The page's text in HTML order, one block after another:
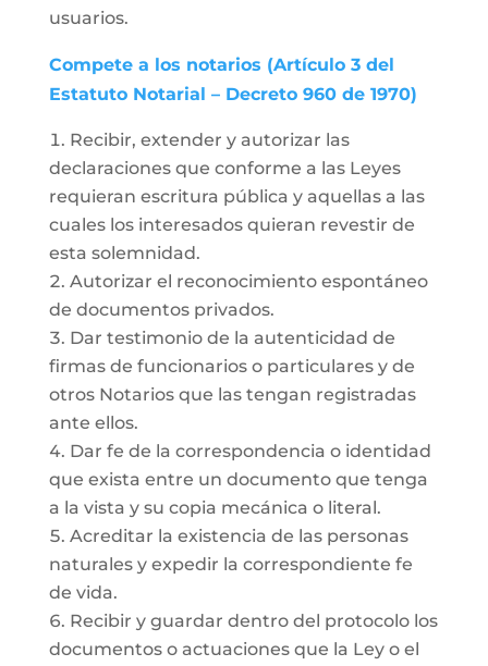
usuarios.
Compete a los notarios (Artículo 3 del
Estatuto Notarial – Decreto 960 de 1970)
Recibir, extender y autorizar las
declaraciones que conforme a las Leyes
requieran escritura pública y aquellas a las
cuales los interesados quieran revestir de
esta solemnidad.
Autorizar el reconocimiento espontáneo
de documentos privados.
Dar testimonio de la autenticidad de
firmas de funcionarios o particulares y de
otros Notarios que las tengan registradas
ante ellos.
Dar fe de la correspondencia o identidad
que exista entre un documento que tenga
a la vista y su copia mecánica o literal.
Acreditar la existencia de las personas
naturales y expedir la correspondiente fe
de vida.
Recibir y guardar dentro del protocolo los
documentos o actuaciones que la Ley o el